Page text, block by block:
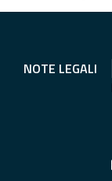
NOTE LEGALI